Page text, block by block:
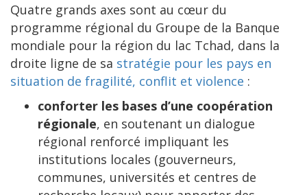
Quatre grands axes sont au cœur du
programme régional du Groupe de la Banque
mondiale pour la région du lac Tchad, dans la
droite ligne de sa stratégie pour les pays en
situation de fragilité, conflit et violence :
conforter les bases d’une coopération
régionale, en soutenant un dialogue
régional renforcé impliquant les
institutions locales (gouverneurs,
communes, universités et centres de